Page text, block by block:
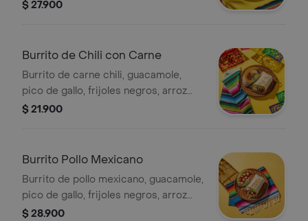
$ 27.900
Burrito de Chili con Carne
Burrito de carne chili, guacamole,
pico de gallo, frijoles negros, arroz
achiote, lechuga, queso y salsa verde.
$ 21.900
Burrito Pollo Mexicano
Burrito de pollo mexicano, guacamole,
pico de gallo, frijoles negros, arroz
achiote, lechuga y queso.
$ 28.900